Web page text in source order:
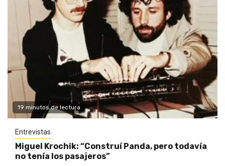
19 minutos de lectura
Entrevistas
Miguel Krochik: “Construí Panda, pero todavía
no tenía los pasajeros”